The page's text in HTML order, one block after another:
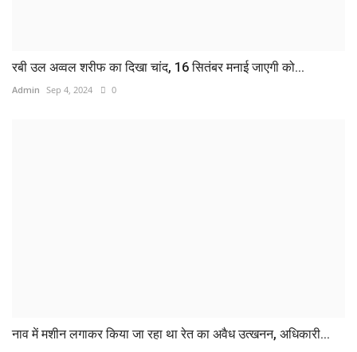
रबी उल अव्वल शरीफ का दिखा चांद, 16 सितंबर मनाई जाएगी को...
Admin Sep 4, 2024 0
नाव में मशीन लगाकर किया जा रहा था रेत का अवैध उत्खनन, अधिकारी...